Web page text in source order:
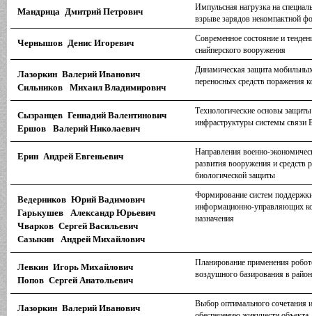
Мандрица Дмитрий Петрович
Импульсная нагрузка на
взрыве зарядов некомпактной
Чернышов Денис Игоревич
Современное состояние и
снайперского вооружения
Лазоркин Валерий Иванович
Сильников Михаил Владимирович
Динамическая защита
переносных средств поражения
Сызранцев Геннадий Валентинович
Ершов Валерий Николаевич
Технологические основы
инфраструктуры системы
Ерин Андрей Евгеньевич
Направления военно-
развития вооружения и средств
биологической защиты
Ведерников Юрий Вадимович
Гарькушев Александр Юрьевич
Чварков Сергей Васильевич
Сазыкин Андрей Михайлович
Формирование систем
информационно-управляющих
назначения
Левкин Игорь Михайлович
Попов Сергей Анатольевич
Планирование применения
воздушного базирования в
Лазоркин Валерий Иванович
Выбор оптимального сочетания